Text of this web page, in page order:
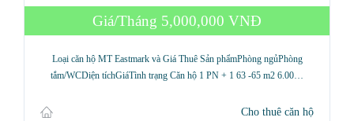
Giá/Tháng 5,000,000 VNĐ
Loại căn hộ MT Eastmark và Giá Thuê Sản phẩmPhòng ngủPhòng
tắm/WCDiện tíchGiáTình trạng Căn hộ 1 PN + 1 63 -65 m2 6.00…
Cho thuê căn hộ